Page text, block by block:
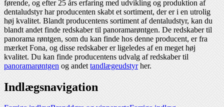
førende, og efter 25 års erfaring med udvikling og produktion af
dentaludstyr har producenten skabt et sortiment, der er i en utrolig
høj kvalitet. Blandt producentens sortiment af dentaludstyr, kan du
blandt andet finde redskaber til panoramarøntgen. De redskaber til
panorama røntgen, som du kan finde hos denne producent, er fra
mærket Fona, og disse redskaber er ligeledes af en meget høj
kvalitet. Du kan finde producentens udvalg af redskaber til
panoramarøntgen og andet tandlægeudstyrher.
Indlægsnavigation